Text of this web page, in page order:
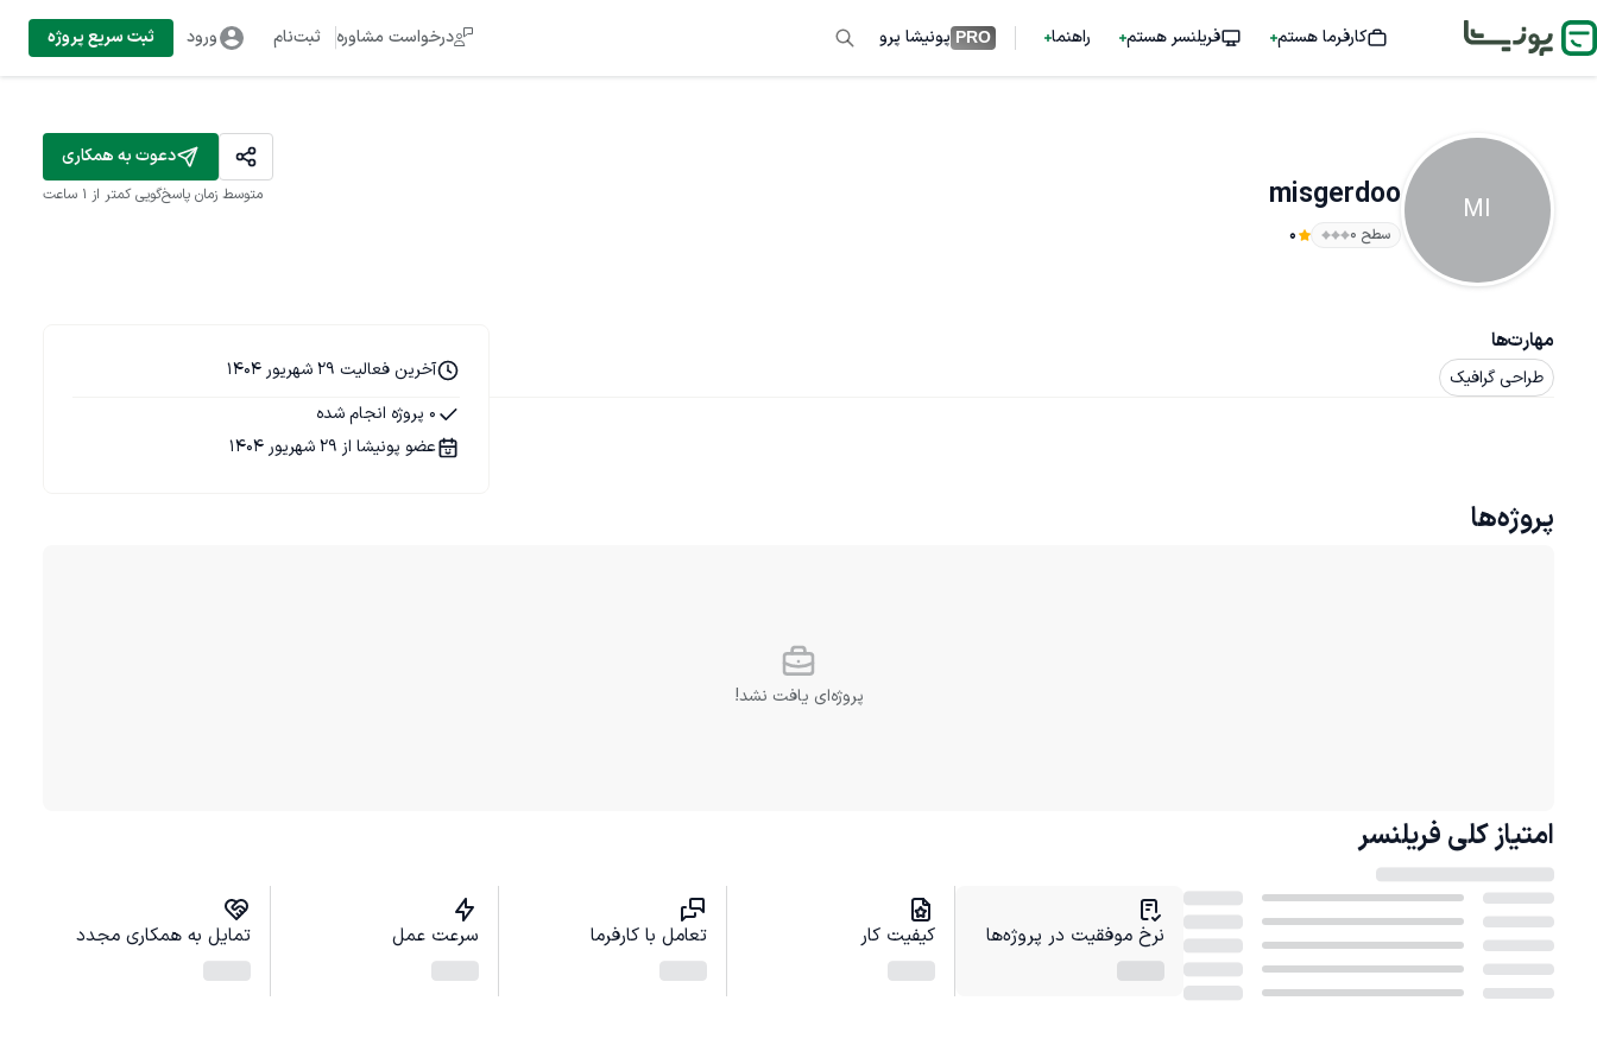
کارفرما هستم فریلنسر هستم راهنما PRO پونیشا پرو درخواست مشاوره ثبت‌نام ورود ثبت سریع پروژه
MI
misgerdoo
سطح ۰ 0
دعوت به همکاری
متوسط زمان پاسخ‌گویی کمتر از 1 ساعت
مهارت‌ها
طراحی گرافیک
آخرین فعالیت 29 شهریور 1404
0 پروژه انجام شده
عضو پونیشا از 29 شهریور 1404
پروژه‌ها
پروژه‌ای یافت نشد!
امتیاز کلی فریلنسر
نرخ موفقیت در پروژه‌ها کیفیت کار تعامل با کارفرما سرعت عمل تمایل به همکاری مجدد